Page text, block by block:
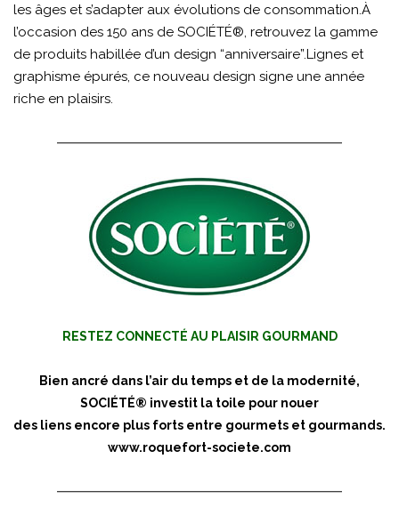
les âges et s’adapter aux évolutions de consommation.À
l’occasion des 150 ans de SOCIÉTÉ®, retrouvez la gamme
de produits habillée d’un design “anniversaire”.Lignes et
graphisme épurés, ce nouveau design signe une année
riche en plaisirs.
RESTEZ CONNECTÉ AU PLAISIR GOURMAND
Bien ancré dans l’air du temps et de la modernité,
SOCIÉTÉ® investit la toile pour nouer
des liens encore plus forts entre gourmets et gourmands.
www.roquefort-societe.com